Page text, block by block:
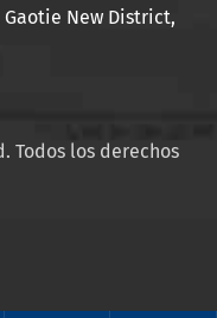
Gaotie New District,
Todos los derechos